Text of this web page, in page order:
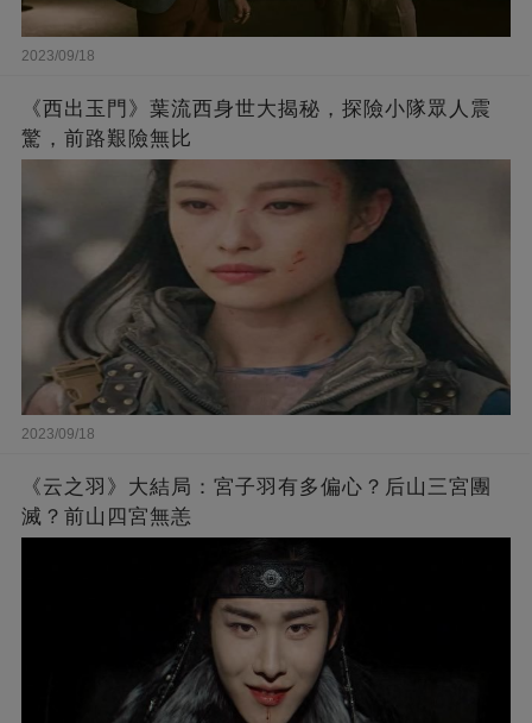
2023/09/18
《西出玉門》葉流西身世大揭秘，探險小隊眾人震
驚，前路艱險無比
2023/09/18
《云之羽》大結局：宮子羽有多偏心？后山三宮團
滅？前山四宮無恙